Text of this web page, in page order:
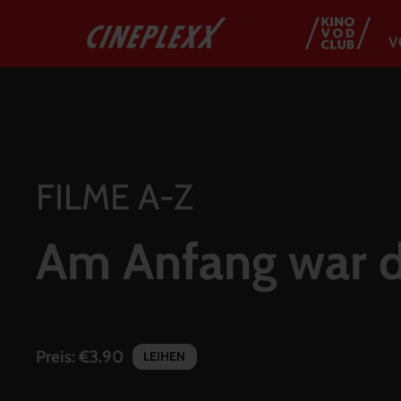
FILME A-Z
Am Anfang war
Preis: €3.90 LEIHEN